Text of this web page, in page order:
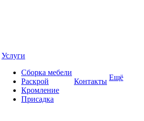
Услуги
Сборка мебели
Раскрой
Кромление
Присадка
Контакты Ещё